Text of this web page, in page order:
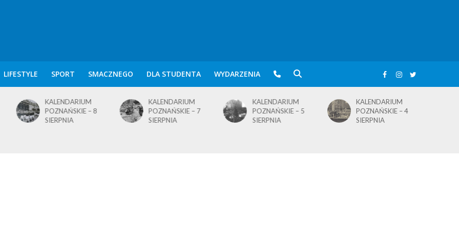
LIFESTYLE SPORT SMACZNEGO DLA STUDENTA WYDARZENIA
KALENDARIUM
POZNAŃSKIE – 8
SIERPNIA
KALENDARIUM
POZNAŃSKIE – 7
SIERPNIA
KALENDARIUM
POZNAŃSKIE – 5
SIERPNIA
KALENDARIUM
POZNAŃSKIE – 4
SIERPNIA